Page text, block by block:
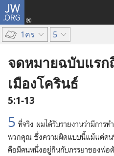
JW.ORG
1คร 5
จดหมายฉบับแรก
เมืองโครินธ์
5:1-13
5 ที่​จริง ผม​ได้​รับ​รายงาน​ว่า​มี​การ​
พวก​คุณ ซึ่ง​ความ​ผิด​แบบ​นี้​แม้​แต่​คน​
คือ​มี​คน​หนึ่ง​อยู่​กิน​กับ​ภรรยา​ของ​พ่อ​